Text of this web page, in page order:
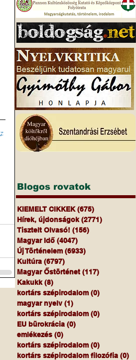
Blogos rovatok
KIEMELT CIKKEK (675)
Hírek, újdonságok (2771)
Tisztelt Olvasó! (156)
Magyar Idő (4047)
Új Történelem (6933)
Kultúra (6797)
Magyar Őstörténet (117)
Kakukk (8)
kortárs szépirodalom (0)
magyar nyelv (1)
kortárs szépirodalom (0)
EU bürokrácia (0)
emlékezés (0)
kortárs szépirodalom (0)
kortárs szépirodalom filozófia (0)